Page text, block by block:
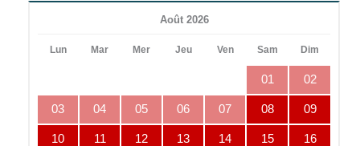
Août 2026
Lun Mar Mer Jeu Ven Sam Dim
01 02
03 04 05 06 07 08 09
10 11 12 13 14 15 16